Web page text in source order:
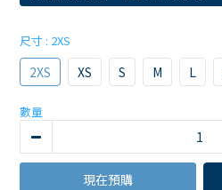
尺寸 : 2XS
2XS XS S M L
數量
現在預購